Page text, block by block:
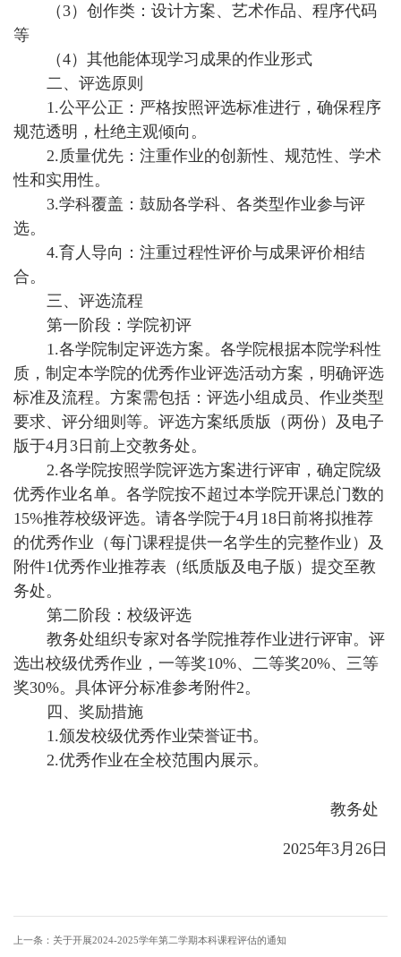
（3）创作类：设计方案、艺术作品、程序代码
等
（4）其他能体现学习成果的作业形式
二、评选原则
1.公平公正：严格按照评选标准进行，确保程序
规范透明，杜绝主观倾向。
2.质量优先：注重作业的创新性、规范性、学术
性和实用性。
3.学科覆盖：鼓励各学科、各类型作业参与评
选。
4.育人导向：注重过程性评价与成果评价相结
合。
三、评选流程
第一阶段：学院初评
1.各学院制定评选方案。各学院根据本院学科性
质，制定本学院的优秀作业评选活动方案，明确评选
标准及流程。方案需包括：评选小组成员、作业类型
要求、评分细则等。评选方案纸质版（两份）及电子
版于4月3日前上交教务处。
2.各学院按照学院评选方案进行评审，确定院级
优秀作业名单。各学院按不超过本学院开课总门数的
15%推荐校级评选。请各学院于4月18日前将拟推荐
的优秀作业（每门课程提供一名学生的完整作业）及
附件1优秀作业推荐表（纸质版及电子版）提交至教
务处。
第二阶段：校级评选
教务处组织专家对各学院推荐作业进行评审。评
选出校级优秀作业，一等奖10%、二等奖20%、三等
奖30%。具体评分标准参考附件2。
四、奖励措施
1.颁发校级优秀作业荣誉证书。
2.优秀作业在全校范围内展示。
教务处
2025年3月26日
上一条： 关于开展2024-2025学年第二学期本科课程评估的通知